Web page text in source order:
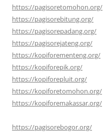
https://pagisoretomohon.org/
https://pagisorebitung.org/
https://pagisorepadang.org/
https://pagisorejateng.org/
https://kopiforementeng.org/
https://kopiforepik.org/
https://kopiforepluit.org/
https://kopiforetomohon.org/
https://kopiforemakassar.org/
https://pagisorebogor.org/